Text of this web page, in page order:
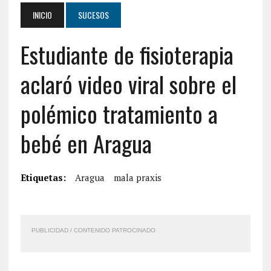
INICIO SUCESOS
Estudiante de fisioterapia
aclaró video viral sobre el
polémico tratamiento a
bebé en Aragua
Etiquetas: Aragua mala praxis
PUBLICIDAD / CONTENIDO PATROCINADO